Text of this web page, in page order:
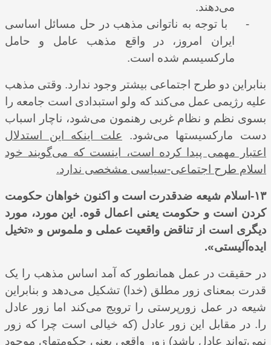
می‌دهند.
-
با توجه به ناتوانی مذهب در حل مسائل اساسی
ایران امروز، در واقع مذهب عامل و حامل
مارکسیسم شده است.
بنابراین دو طرح اجتماعی بیشتر وجود ندارد. وقتی مذهب
علیه رژیمی عمل می‌کند که ولو استبدادی است جامعه را
بسوی نظم و نظام غربی رهنمون می‌شود، ناچار اسباب
دست مارکسیستها می‌شود. علت اینکه این استدلال
اعتبار مهمی پیدا کرده است، اینست که می‌گویند خود
اسلام طرح اجتماعی-سیاسی مشخصی ندارد.
۱۳-اسلام شیعه ضدقدرت است و اکنون خواهان حکومت
کردن است و حکومت یعنی اعمال قوه. این مورد، مورد
دیگری است از تناقض واقعیت عملی و ملموس و «تخیل
ایده‌آلیستی».
در حقیقت در عمل همانطور که آمد اساس مذهب را یک
قدرت بمعنای زور مطلق (خدا) تشکیل می‌دهد و بنابراین
شیعه در عمل زورپرستی را ترویج می‌کند اما زور عادل
را. در مقابل این زور عادل (که خیالی است چرا که زور
نمی‌تواند عادل باشد) زور واقعی یعنی حکومتهای موجود